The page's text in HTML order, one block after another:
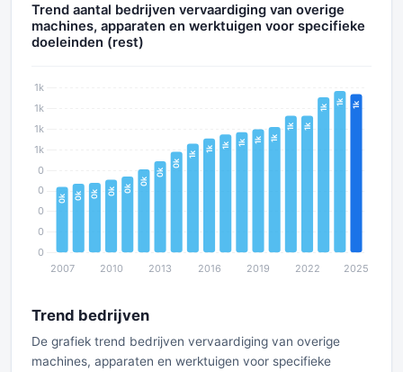
Trend aantal bedrijven vervaardiging van overige
machines, apparaten en werktuigen voor specifieke
doeleinden (rest)
Trend bedrijven
De grafiek trend bedrijven vervaardiging van overige
machines, apparaten en werktuigen voor specifieke